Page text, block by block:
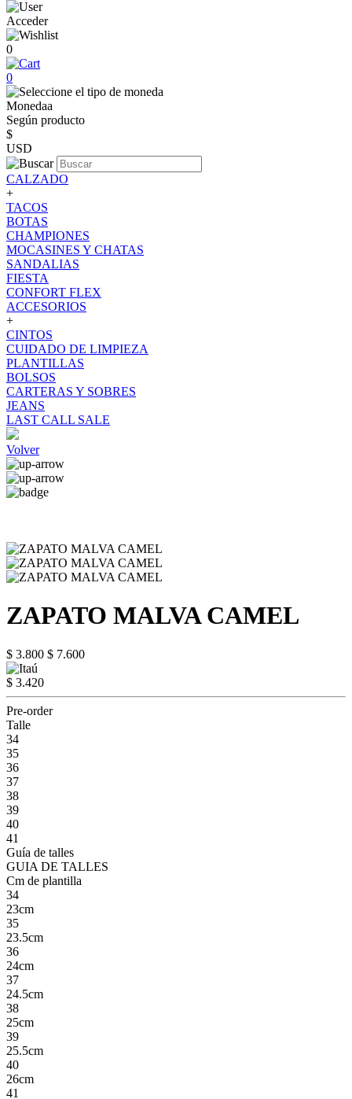
Acceder
0
0
Monedaa
Según producto
$
USD
CALZADO
+
TACOS
BOTAS
CHAMPIONES
MOCASINES Y CHATAS
SANDALIAS
FIESTA
CONFORT FLEX
ACCESORIOS
+
CINTOS
CUIDADO DE LIMPIEZA
PLANTILLAS
BOLSOS
CARTERAS Y SOBRES
JEANS
LAST CALL SALE
Volver
ZAPATO MALVA CAMEL
$ 3.800 $ 7.600
$ 3.420
Pre-order
Talle
34
35
36
37
38
39
40
41
Guía de talles
GUIA DE TALLES
Cm de plantilla
34
23cm
35
23.5cm
36
24cm
37
24.5cm
38
25cm
39
25.5cm
40
26cm
41